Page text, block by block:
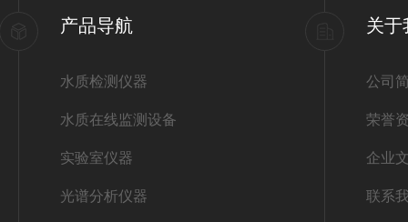
产品导航
水质检测仪器
水质在线监测设备
实验室仪器
光谱分析仪器
关于
公司
荣誉
企业
联系